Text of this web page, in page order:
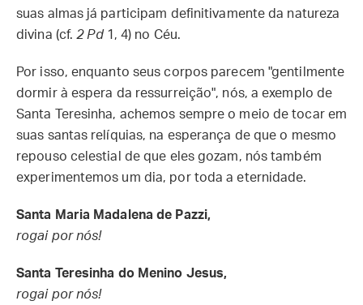
suas almas já participam definitivamente da natureza
divina (cf.2 Pd1, 4) no Céu.
Por isso, enquanto seus corpos parecem "gentilmente
dormir à espera da ressurreição", nós, a exemplo de
Santa Teresinha, achemos sempre o meio de tocar em
suas santas relíquias, na esperança de que o mesmo
repouso celestial de que eles gozam, nós também
experimentemos um dia, por toda a eternidade.
Santa Maria Madalena de Pazzi,
rogai por nós!
Santa Teresinha do Menino Jesus,
rogai por nós!